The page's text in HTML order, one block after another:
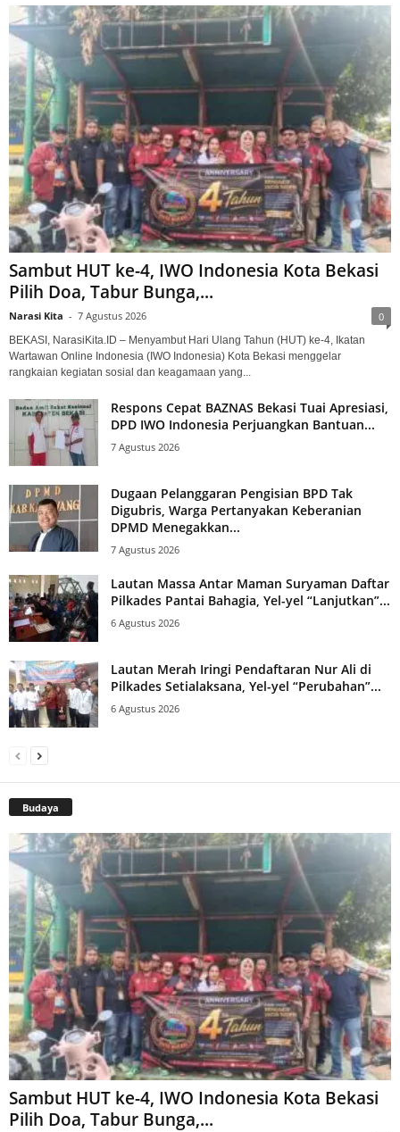
Sambut HUT ke-4, IWO Indonesia Kota Bekasi
Pilih Doa, Tabur Bunga,...
Narasi Kita - 7 Agustus 2026 0
BEKASI, NarasiKita.ID – Menyambut Hari Ulang Tahun (HUT) ke-4, Ikatan
Wartawan Online Indonesia (IWO Indonesia) Kota Bekasi menggelar
rangkaian kegiatan sosial dan keagamaan yang...
Respons Cepat BAZNAS Bekasi Tuai Apresiasi,
DPD IWO Indonesia Perjuangkan Bantuan...
7 Agustus 2026
Dugaan Pelanggaran Pengisian BPD Tak
Digubris, Warga Pertanyakan Keberanian
DPMD Menegakkan...
7 Agustus 2026
Lautan Massa Antar Maman Suryaman Daftar
Pilkades Pantai Bahagia, Yel-yel “Lanjutkan”...
6 Agustus 2026
Lautan Merah Iringi Pendaftaran Nur Ali di
Pilkades Setialaksana, Yel-yel “Perubahan”...
6 Agustus 2026
Budaya
Sambut HUT ke-4, IWO Indonesia Kota Bekasi
Pilih Doa, Tabur Bunga,...